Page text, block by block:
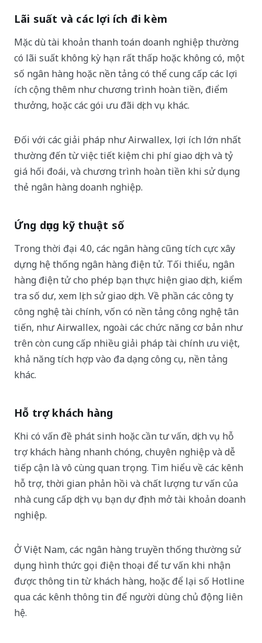
Lãi suất và các lợi ích đi kèm
Mặc dù tài khoản thanh toán doanh nghiệp thường
có lãi suất không kỳ hạn rất thấp hoặc không có, một
số ngân hàng hoặc nền tảng có thể cung cấp các lợi
ích cộng thêm như chương trình hoàn tiền, điểm
thưởng, hoặc các gói ưu đãi dịch vụ khác.
Đối với các giải pháp như Airwallex, lợi ích lớn nhất
thường đến từ việc tiết kiệm chi phí giao dịch và tỷ
giá hối đoái, và chương trình hoàn tiền khi sử dụng
thẻ ngân hàng doanh nghiệp.
Ứng dụng kỹ thuật số
Trong thời đại 4.0, các ngân hàng cũng tích cực xây
dựng hệ thống ngân hàng điện tử. Tối thiểu, ngân
hàng điện tử cho phép bạn thực hiện giao dịch, kiểm
tra số dư, xem lịch sử giao dịch. Về phần các công ty
công nghệ tài chính, vốn có nền tảng công nghệ tân
tiến, như Airwallex, ngoài các chức năng cơ bản như
trên còn cung cấp nhiều giải pháp tài chính ưu việt,
khả năng tích hợp vào đa dạng công cụ, nền tảng
khác.
Hỗ trợ khách hàng
Khi có vấn đề phát sinh hoặc cần tư vấn, dịch vụ hỗ
trợ khách hàng nhanh chóng, chuyên nghiệp và dễ
tiếp cận là vô cùng quan trọng. Tìm hiểu về các kênh
hỗ trợ, thời gian phản hồi và chất lượng tư vấn của
nhà cung cấp dịch vụ bạn dự định mở tài khoản doanh
nghiệp.
Ở Việt Nam, các ngân hàng truyền thống thường sử
dụng hình thức gọi điện thoại để tư vấn khi nhận
được thông tin từ khách hàng, hoặc để lại số Hotline
qua các kênh thông tin để người dùng chủ động liên
hệ.